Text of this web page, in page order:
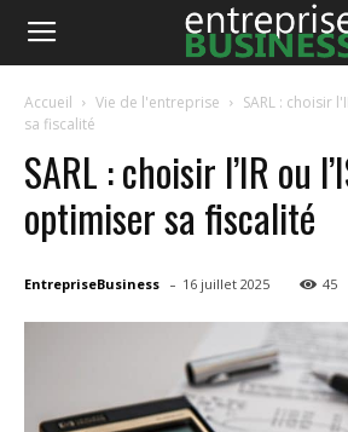
EntrepriseBusiness
Accueil Vie de l'entreprise
SARL : choisir
sa fiscalité
SARL : choisir l’IR ou
optimiser sa fiscalité
EntrepriseBusiness - 16 juillet 2025 45